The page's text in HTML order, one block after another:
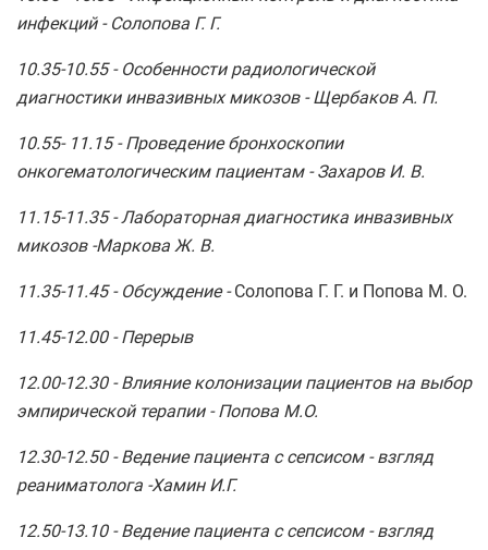
инфекций - Солопова Г. Г.
10.35-10.55 - Особенности радиологической
диагностики инвазивных микозов -Щербаков А. П.
10.55- 11.15 -Проведение бронхоскопии
онкогематологическим пациентам -Захаров И. В.
11.15-11.35 -Лабораторная диагностика инвазивных
микозов -Маркова Ж. В.
11.35-11.45 - Обсуждение -Солопова Г. Г. и Попова М. О.
11.45-12.00- Перерыв
12.00-12.30 -Влияние колонизации пациентов на выбор
эмпирической терапии -Попова М.О.
12.30-12.50-Ведение пациента с сепсисом - взгляд
реаниматолога -Хамин И.Г.
12.50-13.10 -Ведение пациента с сепсисом - взгляд